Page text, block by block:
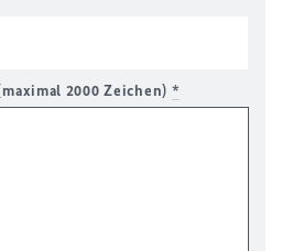
2000 Zeichen) *